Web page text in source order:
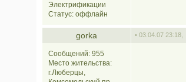
Электрификации
Статус: оффлайн
gorka • 03.04.07 23:18,
Сообщений: 955
Место жительства:
г.Люберцы,